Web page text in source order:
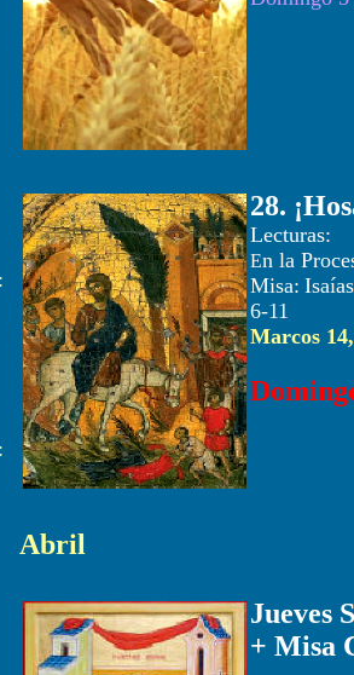
28.
En la
Misa:
6-11
Marcos
Abril
Jueves
+ Misa